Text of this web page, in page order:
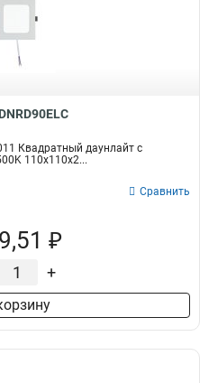
Квадратный даунлайт с
110x110x2...
Сравнить
₽
+